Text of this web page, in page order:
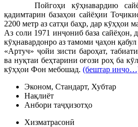
Пойгоҳи кӯҳнавардию
қадимтарин базаҳои сайёҳии
2200 метр аз сатҳи баҳр, дар кӯҳҳои
Аз соли 1971 инҷониб база сайёҳон,
кӯҳнавардонро аз тамоми ҷаҳон
«Артуч» ҷойи зисти бароҳат,
ва нуқтаи беҳтарини оғози роҳ ба
кӯҳҳои Фон мебошад. (бештар
Эконом, Стандарт, Хубтар
Нақлиёт
Анбори таҷҳизотҳо
Хизматрасонӣ